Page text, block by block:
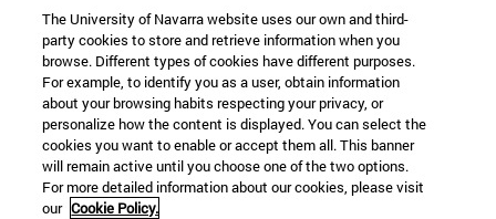
The University of Navarra website uses our own and third-
party cookies to store and retrieve information when you
browse. Different types of cookies have different purposes.
For example, to identify you as a user, obtain information
about your browsing habits respecting your privacy, or
personalize how the content is displayed. You can select the
cookies you want to enable or accept them all. This banner
will remain active until you choose one of the two options.
For more detailed information about our cookies, please visit
our Cookie Policy.